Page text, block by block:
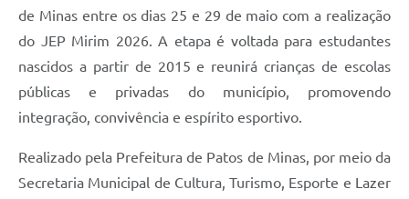
de Minas entre os dias 25 e 29 de maio com a realização
do JEP Mirim 2026. A etapa é voltada para estudantes
nascidos a partir de 2015 e reunirá crianças de escolas
públicas e privadas do município, promovendo
integração, convivência e espírito esportivo.
Realizado pela Prefeitura de Patos de Minas, por meio da
Secretaria Municipal de Cultura, Turismo, Esporte e Lazer